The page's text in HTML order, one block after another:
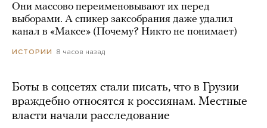
Они массово переименовывают их перед
выборами. А спикер заксобрания даже удалил
канал в «Максе» (Почему? Никто не понимает)
ИСТОРИИ 8 часов назад
Боты в соцсетях стали писать, что в Грузии
враждебно относятся к россиянам. Местные
власти начали расследование